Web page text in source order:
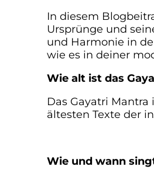
In diesem
Ursprünge und
und Harmonie in
wie es in deiner
Wie alt ist das
Das Gayatri
ältesten Texte der
Wie und wann